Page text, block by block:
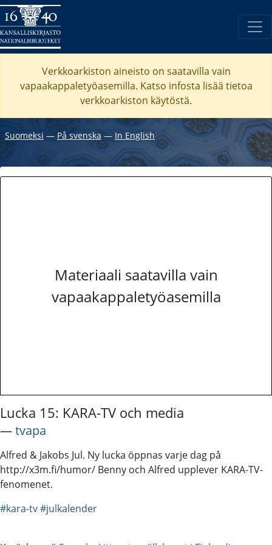
Verkkoarkiston aineisto on saatavilla vain
vapaakappaletyöasemilla. Katso infosta lisää tietoa
verkkoarkiston käytöstä.
Suomeksi ― På svenska ― In English
Materiaali saatavilla vain
vapaakappaletyöasemilla
Lucka 15: KARA-TV och media
―tvapa
Alfred & Jakobs Jul. Ny lucka öppnas varje dag på
http://x3m.fi/humor/ Benny och Alfred upplever KARA-TV-
fenomenet.
#kara-tv#julkalender